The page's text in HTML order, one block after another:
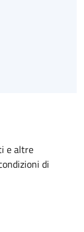
e altre
di